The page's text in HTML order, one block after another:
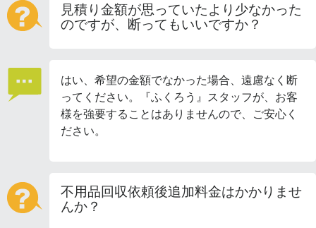
見積り金額が思っていたより少なかった
のですが、断ってもいいですか？
はい、希望の金額でなかった場合、遠慮なく断
ってください。『ふくろう』スタッフが、お客
様を強要することはありませんので、ご安心く
ださい。
不用品回収依頼後追加料金はかかりませ
んか？